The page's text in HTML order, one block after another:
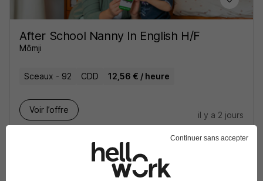
After School Nanny In English H/F
Mômji
Sceaux - 92 CDD 12,56 € / heure
Voir l’offre
il y a 2 jours
Continuer sans accepter